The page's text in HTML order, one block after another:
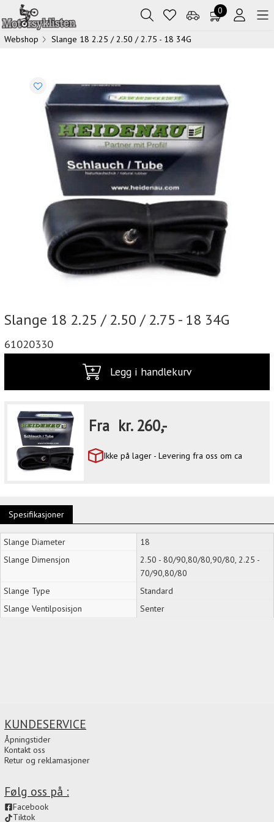
0
Webshop Slange 18 2.25 / 2.50 / 2.75 - 18 34G
Slange 18 2.25 / 2.50 / 2.75 - 18 34G
61020330
Legg i handlekurv
Fra kr. 260,-
Ikke på lager - Levering fra oss om ca
Spesifikasjoner
Slange Diameter
18
Slange Dimensjon
2.50 - 80/90,80/80,90/80, 2.25 -
70/90,80/80
Slange Type
Standard
Slange Ventilposisjon
Senter
Følg oss på :
Facebook
Tiktok
KUNDESERVICE
Åpningstider
Kontakt oss
Retur og reklamasjoner